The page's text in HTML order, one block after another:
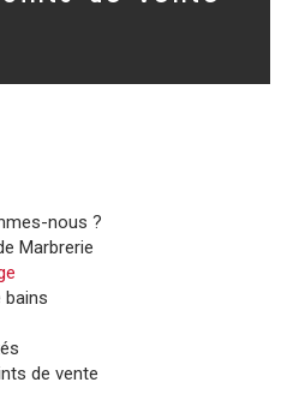
nous ?
Marbrerie
bains
de vente